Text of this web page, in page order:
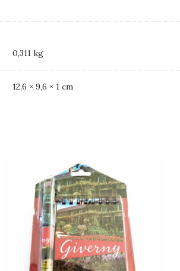
0,311 kg
12,6 × 9,6 × 1 cm